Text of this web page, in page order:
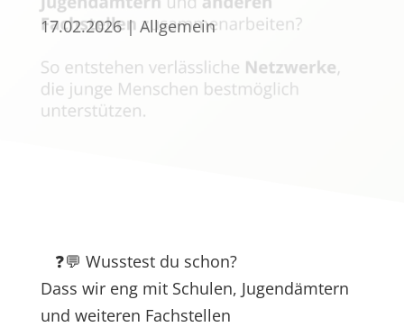
17.02.2026| Allgemein
❓💬 Wusstest du schon?
Dass wir eng mit Schulen, Jugendämtern
und weiteren Fachstellen